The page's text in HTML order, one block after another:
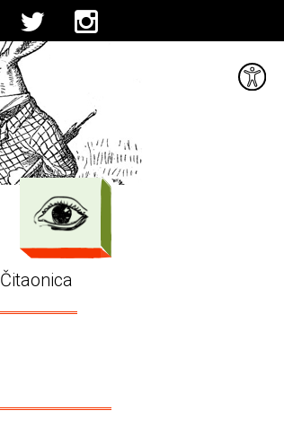
Čitaonica